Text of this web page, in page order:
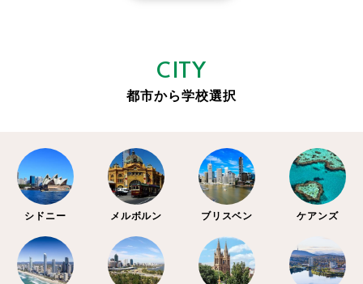
CITY
都市から学校選択
シドニー メルボルン ブリスベン ケアンズ